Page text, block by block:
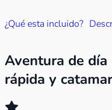
¿Qué esta incluido?
Aventura de
rápida y